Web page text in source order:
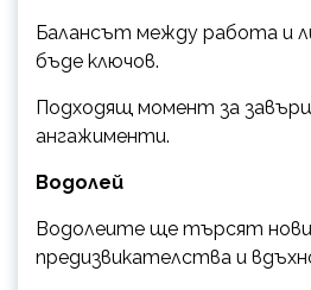
Балансът между работа и
бъде ключов.
Подходящ момент за
ангажименти.
Водолей
Водолеите ще търсят нови
предизвикателства и